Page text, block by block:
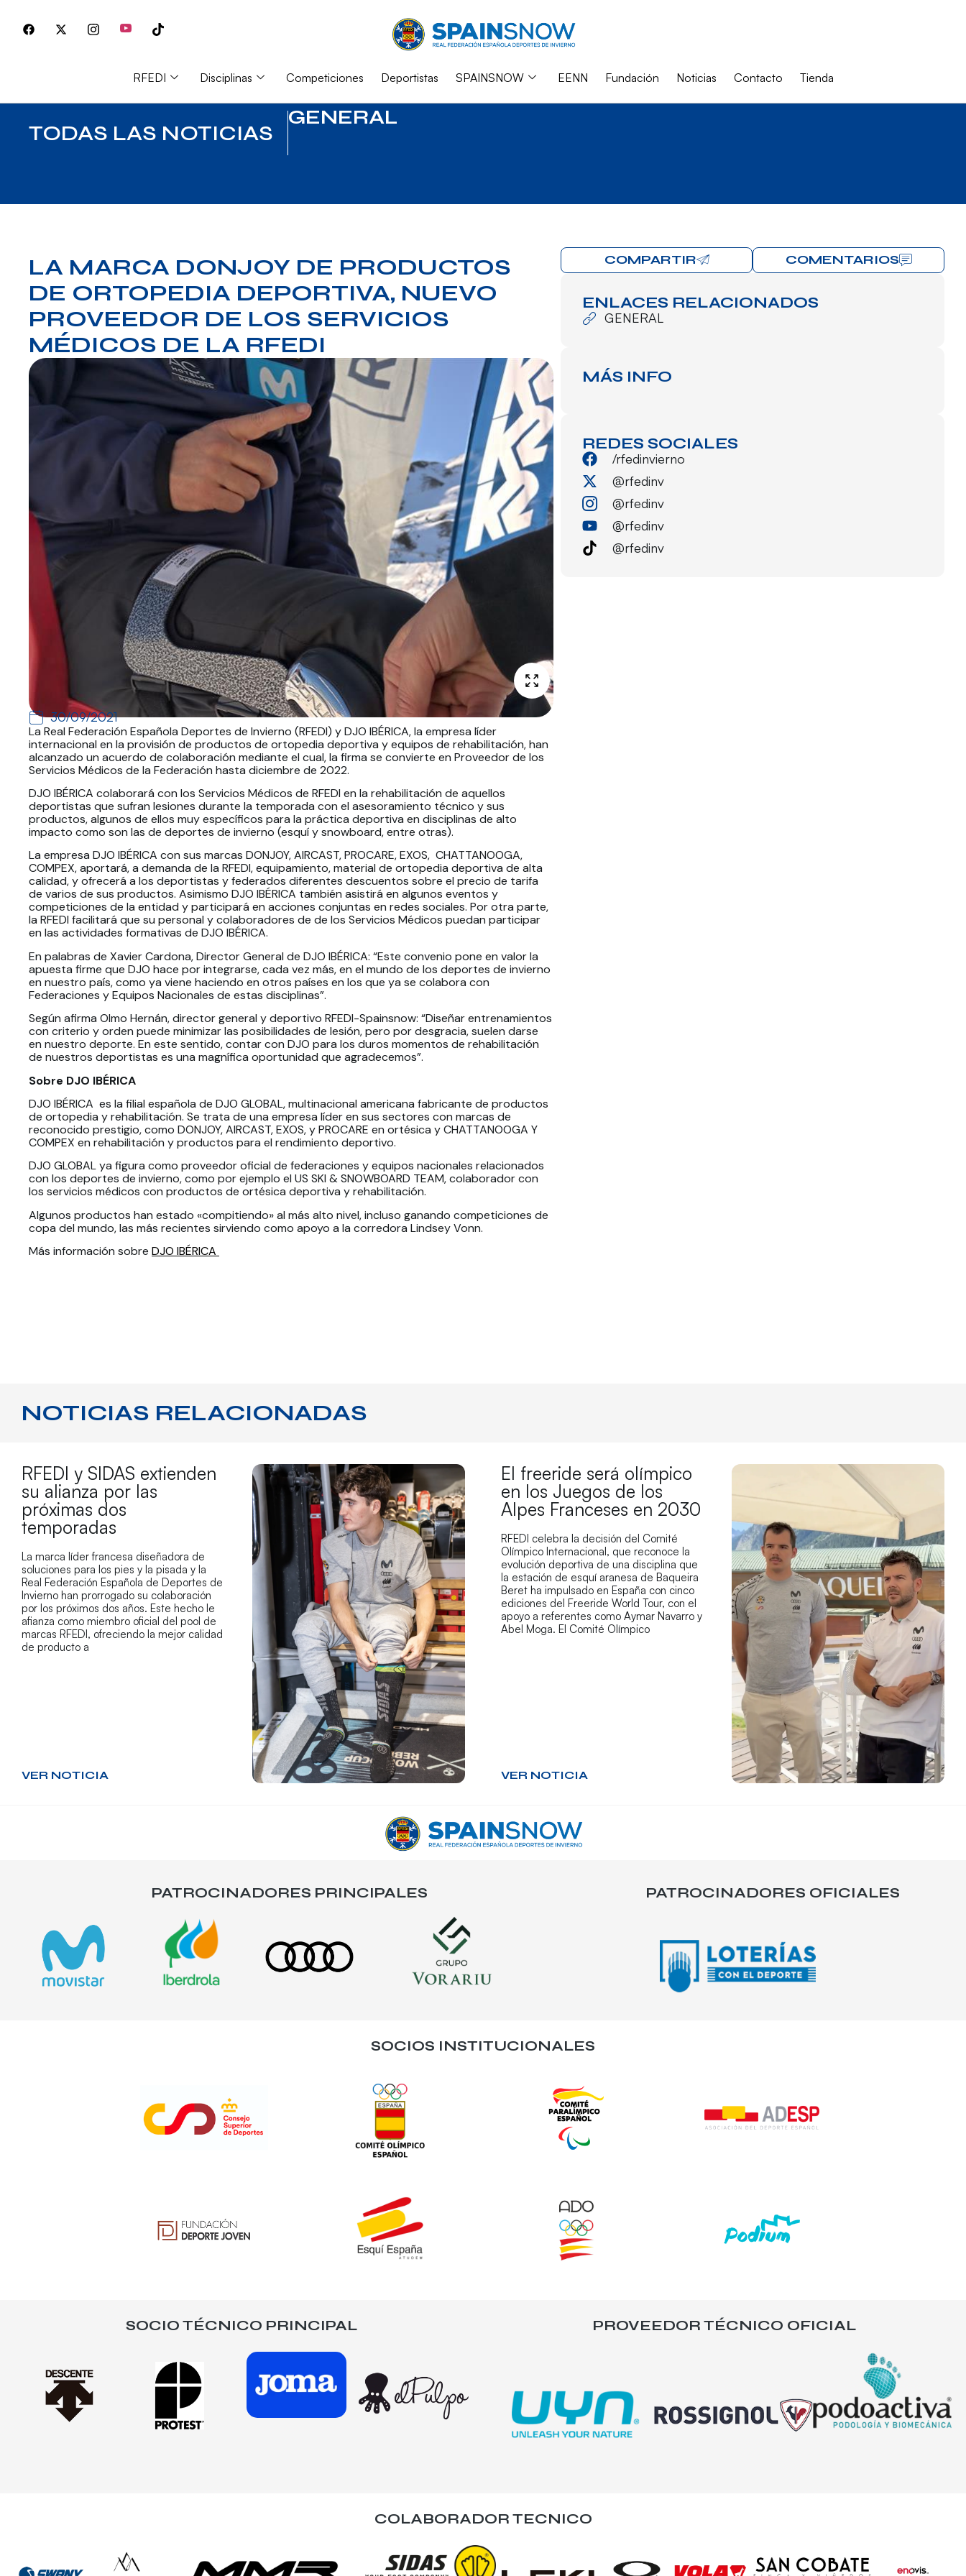
RFEDI Disciplinas Competiciones Deportistas SPAINSNOW EENN Fundación Noticias Contacto Tienda
TODAS LAS NOTICIAS
GENERAL
LA MARCA DONJOY DE PRODUCTOS
DE ORTOPEDIA DEPORTIVA, NUEVO
PROVEEDOR DE LOS SERVICIOS
MÉDICOS DE LA RFEDI
30/09/2021
La Real Federación Española Deportes de Invierno (RFEDI) y DJO IBÉRICA, la empresa líder
internacional en la provisión de productos de ortopedia deportiva y equipos de rehabilitación, han
alcanzado un acuerdo de colaboración mediante el cual, la firma se convierte en Proveedor de los
Servicios Médicos de la Federación hasta diciembre de 2022.
DJO IBÉRICA colaborará con los Servicios Médicos de RFEDI en la rehabilitación de aquellos
deportistas que sufran lesiones durante la temporada con el asesoramiento técnico y sus
productos, algunos de ellos muy específicos para la práctica deportiva en disciplinas de alto
impacto como son las de deportes de invierno (esquí y snowboard, entre otras).
La empresa DJO IBÉRICA con sus marcas DONJOY, AIRCAST, PROCARE, EXOS, CHATTANOOGA,
COMPEX, aportará, a demanda de la RFEDI, equipamiento, material de ortopedia deportiva de alta
calidad, y ofrecerá a los deportistas y federados diferentes descuentos sobre el precio de tarifa
de varios de sus productos. Asimismo DJO IBÉRICA también asistirá en algunos eventos y
competiciones de la entidad y participará en acciones conjuntas en redes sociales. Por otra parte,
la RFEDI facilitará que su personal y colaboradores de de los Servicios Médicos puedan participar
en las actividades formativas de DJO IBÉRICA.
En palabras de Xavier Cardona, Director General de DJO IBÉRICA: “Este convenio pone en valor la
apuesta firme que DJO hace por integrarse, cada vez más, en el mundo de los deportes de invierno
en nuestro país, como ya viene haciendo en otros países en los que ya se colabora con
Federaciones y Equipos Nacionales de estas disciplinas”.
Según afirma Olmo Hernán, director general y deportivo RFEDI-Spainsnow: “Diseñar entrenamientos
con criterio y orden puede minimizar las posibilidades de lesión, pero por desgracia, suelen darse
en nuestro deporte. En este sentido, contar con DJO para los duros momentos de rehabilitación
de nuestros deportistas es una magnífica oportunidad que agradecemos”.
Sobre DJO IBÉRICA
DJO IBÉRICA es la filial española de DJO GLOBAL, multinacional americana fabricante de productos
de ortopedia y rehabilitación. Se trata de una empresa líder en sus sectores con marcas de
reconocido prestigio, como DONJOY, AIRCAST, EXOS, y PROCARE en ortésica y CHATTANOOGA Y
COMPEX en rehabilitación y productos para el rendimiento deportivo.
DJO GLOBAL ya figura como proveedor oficial de federaciones y equipos nacionales relacionados
con los deportes de invierno, como por ejemplo el US SKI & SNOWBOARD TEAM, colaborador con
los servicios médicos con productos de ortésica deportiva y rehabilitación.
Algunos productos han estado «compitiendo» al más alto nivel, incluso ganando competiciones de
copa del mundo, las más recientes sirviendo como apoyo a la corredora Lindsey Vonn.
Más información sobre DJO IBÉRICA
COMPARTIR COMENTARIOS
ENLACES RELACIONADOS
GENERAL
MÁS INFO
REDES SOCIALES
/rfedinvierno
@rfedinv
@rfedinv
@rfedinv
@rfedinv
NOTICIAS RELACIONADAS
RFEDI y SIDAS extienden
su alianza por las
próximas dos
temporadas
La marca líder francesa diseñadora de
soluciones para los pies y la pisada y la
Real Federación Española de Deportes de
Invierno han prorrogado su colaboración
por los próximos dos años. Este hecho le
afianza como miembro oficial del pool de
marcas RFEDI, ofreciendo la mejor calidad
de producto a
VER NOTICIA
El freeride será olímpico
en los Juegos de los
Alpes Franceses en 2030
RFEDI celebra la decisión del Comité
Olímpico Internacional, que reconoce la
evolución deportiva de una disciplina que
la estación de esquí aranesa de Baqueira
Beret ha impulsado en España con cinco
ediciones del Freeride World Tour, con el
apoyo a referentes como Aymar Navarro y
Abel Moga. El Comité Olímpico
VER NOTICIA
PATROCINADORES PRINCIPALES PATROCINADORES OFICIALES
SOCIOS INSTITUCIONALES
SOCIO TÉCNICO PRINCIPAL PROVEEDOR TÉCNICO OFICIAL
COLABORADOR TECNICO